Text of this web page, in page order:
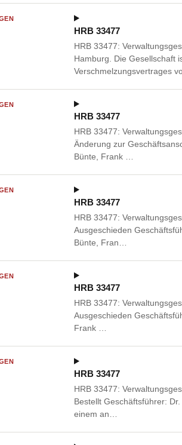
HRB 33477
HRB 33477:
Hamburg. Die Gesellschaft
Verschmelzungsvertrages
HRB 33477
HRB 33477:
Änderung zur
Bünte, Frank …
HRB 33477
HRB 33477:
Ausgeschieden
Bünte, Fran…
HRB 33477
HRB 33477:
Ausgeschieden
Frank …
HRB 33477
HRB 33477:
Bestellt Geschäftsführer:
einem an…